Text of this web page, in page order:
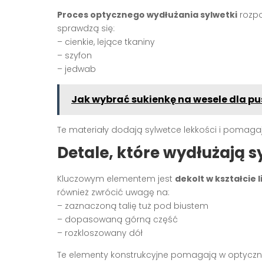
Proces optycznego wydłużania sylwetki
sprawdzą się:
– cienkie, lejące tkaniny
– szyfon
– jedwab
Jak wybrać sukienkę na wesele dla
Te materiały dodają sylwetce lekkości i
Detale, które wydłużają
Kluczowym elementem jest dekolt w kształcie
również zwrócić uwagę na:
– zaznaczoną talię tuż pod biustem
– dopasowaną górną część
– rozkloszowany dół
Te elementy konstrukcyjne pomagają w